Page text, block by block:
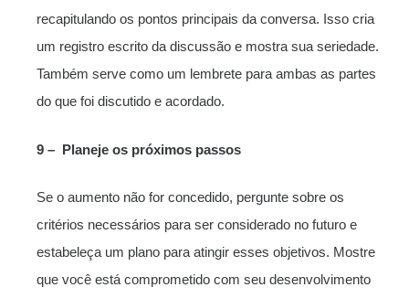
recapitulando os pontos principais da conversa. Isso cria
um registro escrito da discussão e mostra sua seriedade.
Também serve como um lembrete para ambas as partes
do que foi discutido e acordado.
9 – Planeje os próximos passos
Se o aumento não for concedido, pergunte sobre os
critérios necessários para ser considerado no futuro e
estabeleça um plano para atingir esses objetivos. Mostre
que você está comprometido com seu desenvolvimento